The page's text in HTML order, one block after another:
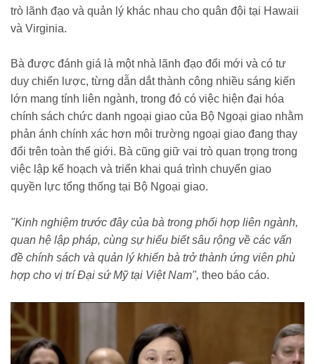
trò lãnh đạo và quản lý khác nhau cho quân đội tại Hawaii
và Virginia.
Bà được đánh giá là một nhà lãnh đạo đổi mới và có tư
duy chiến lược, từng dẫn dắt thành công nhiều sáng kiến
lớn mang tính liên ngành, trong đó có việc hiện đại hóa
chính sách chức danh ngoại giao của Bộ Ngoại giao nhằm
phản ánh chính xác hơn môi trường ngoại giao đang thay
đổi trên toàn thế giới. Bà cũng giữ vai trò quan trọng trong
việc lập kế hoạch và triển khai quá trình chuyển giao
quyền lực tổng thống tại Bộ Ngoại giao.
"Kinh nghiệm trước đây của bà trong phối hợp liên ngành,
quan hệ lập pháp, cùng sự hiểu biết sâu rộng về các vấn
đề chính sách và quản lý khiến bà trở thành ứng viên phù
hợp cho vị trí Đại sứ Mỹ tại Việt Nam", theo báo cáo.